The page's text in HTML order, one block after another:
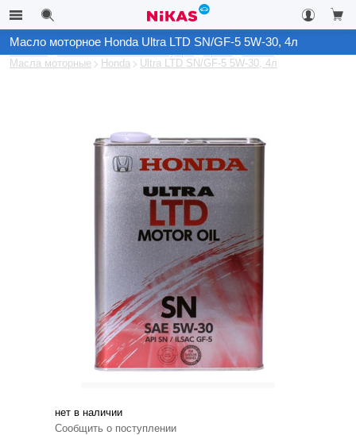
Автомобильные аксессуары
Масла моторные
Honda Ultra LTD SN/GF-5 5W-30, 4л
Масло моторное Honda Ultra LTD SN/GF-5 5W-30, 4л
нет в наличии
Сообщить о поступлении